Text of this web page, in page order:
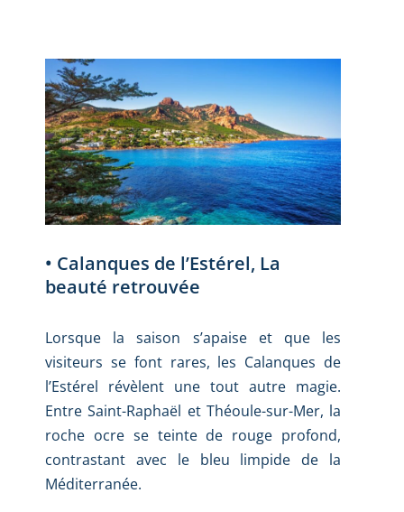
• Calanques de l’Estérel, La
beauté retrouvée
Lorsque la saison s’apaise et que les
visiteurs se font rares, les Calanques de
l’Estérel révèlent une tout autre magie.
Entre Saint-Raphaël et Théoule-sur-Mer, la
roche ocre se teinte de rouge profond,
contrastant avec le bleu limpide de la
Méditerranée.